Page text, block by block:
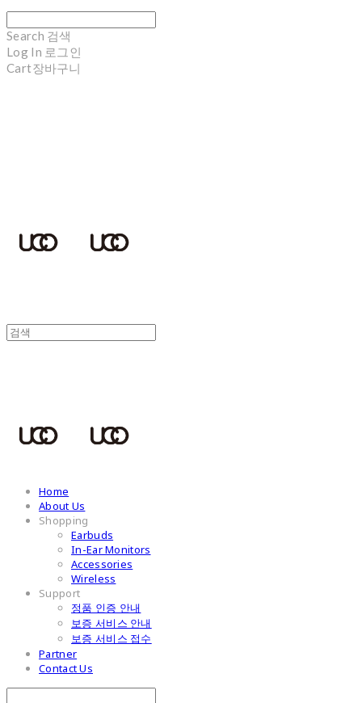
Search 검색
Log In 로그인
Cart장바구니
Home
About Us
Shopping
Earbuds
In-Ear Monitors
Accessories
Wireless
Support
정품 인증 안내
보증 서비스 안내
보증 서비스 접수
Partner
Contact Us